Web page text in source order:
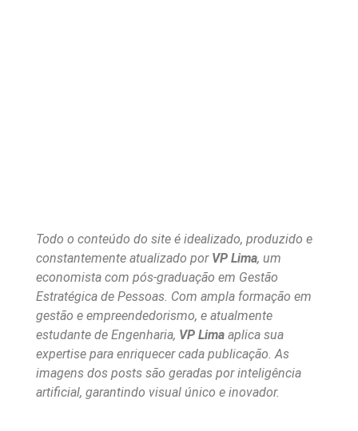
Todo o conteúdo do site é idealizado, produzido e
constantemente atualizado por VP Lima, um
economista com pós-graduação em Gestão
Estratégica de Pessoas. Com ampla formação em
gestão e empreendedorismo, e atualmente
estudante de Engenharia, VP Lima aplica sua
expertise para enriquecer cada publicação. As
imagens dos posts são geradas por inteligência
artificial, garantindo visual único e inovador.